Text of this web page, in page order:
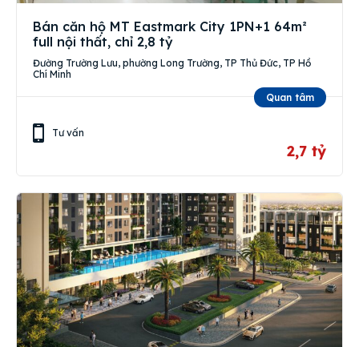
Bán căn hộ MT Eastmark City 1PN+1 64m²
full nội thất, chỉ 2,8 tỷ
Đường Trường Lưu, phường Long Trường, TP Thủ Đức, TP Hồ
Chí Minh
Quan tâm
Tư vấn
2,7 tỷ